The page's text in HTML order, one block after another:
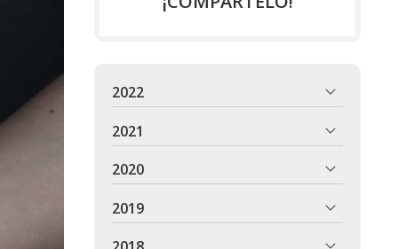
2022
2021
2020
2019